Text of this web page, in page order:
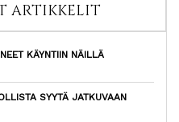
ARTIKKELIT
KÄYNTIIN NÄILLÄ
SYYTÄ JATKUVAAN